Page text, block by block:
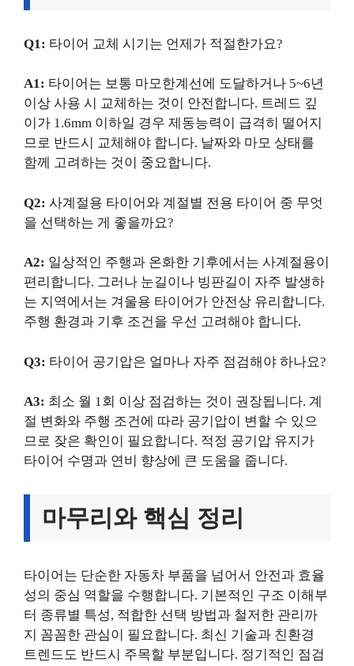
Q1: 타이어 교체 시기는 언제가 적절한가요?
A1: 타이어는 보통 마모한계선에 도달하거나 5~6년
이상 사용 시 교체하는 것이 안전합니다. 트레드 깊
이가 1.6mm 이하일 경우 제동능력이 급격히 떨어지
므로 반드시 교체해야 합니다. 날짜와 마모 상태를
함께 고려하는 것이 중요합니다.
Q2: 사계절용 타이어와 계절별 전용 타이어 중 무엇
을 선택하는 게 좋을까요?
A2: 일상적인 주행과 온화한 기후에서는 사계절용이
편리합니다. 그러나 눈길이나 빙판길이 자주 발생하
는 지역에서는 겨울용 타이어가 안전상 유리합니다.
주행 환경과 기후 조건을 우선 고려해야 합니다.
Q3: 타이어 공기압은 얼마나 자주 점검해야 하나요?
A3: 최소 월 1회 이상 점검하는 것이 권장됩니다. 계
절 변화와 주행 조건에 따라 공기압이 변할 수 있으
므로 잦은 확인이 필요합니다. 적정 공기압 유지가
타이어 수명과 연비 향상에 큰 도움을 줍니다.
마무리와 핵심 정리
타이어는 단순한 자동차 부품을 넘어서 안전과 효율
성의 중심 역할을 수행합니다. 기본적인 구조 이해부
터 종류별 특성, 적합한 선택 방법과 철저한 관리까
지 꼼꼼한 관심이 필요합니다. 최신 기술과 친환경
트렌드도 반드시 주목할 부분입니다. 정기적인 점검